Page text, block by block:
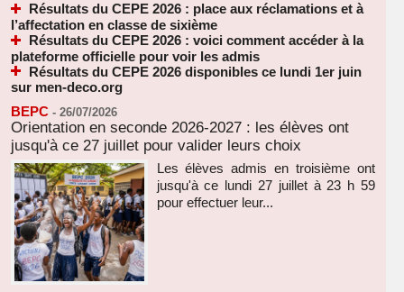
Résultats du CEPE 2026 : place aux réclamations et à
l’affectation en classe de sixième
Résultats du CEPE 2026 : voici comment accéder à la
plateforme officielle pour voir les admis
Résultats du CEPE 2026 disponibles ce lundi 1er juin
sur men-deco.org
BEPC - 26/07/2026
Orientation en seconde 2026-2027 : les élèves ont
jusqu'à ce 27 juillet pour valider leurs choix
Les élèves admis en troisième ont
jusqu'à ce lundi 27 juillet à 23 h 59
pour effectuer leur...